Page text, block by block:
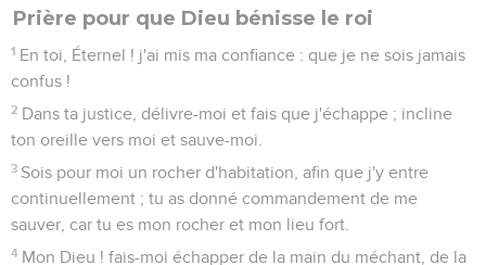
Prière pour que Dieu bénisse le roi
1 En toi, Éternel ! j'ai mis ma confiance : que je ne sois jamais
confus !
2 Dans ta justice, délivre-moi et fais que j'échappe ; incline
ton oreille vers moi et sauve-moi.
3 Sois pour moi un rocher d'habitation, afin que j'y entre
continuellement ; tu as donné commandement de me
sauver, car tu es mon rocher et mon lieu fort.
4 Mon Dieu ! fais-moi échapper de la main du méchant, de la